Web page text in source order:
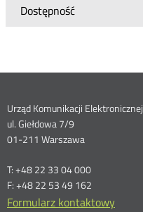
Dostępność
Dane
kontaktowe
Urząd Komunikacji Elektronicznej
ul. Giełdowa 7/9
01-211 Warszawa
T: +48 22 33 04 000
F: +48 22 53 49 162
Formularz kontaktowy